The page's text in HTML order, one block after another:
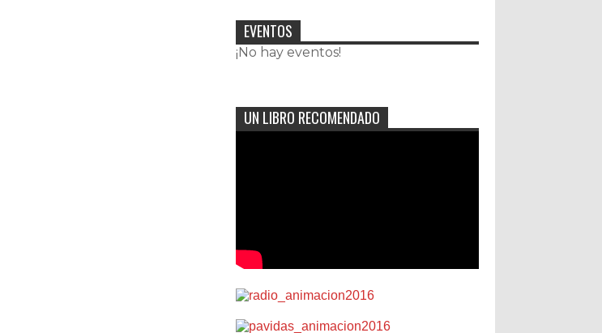
EVENTOS
¡No hay eventos!
UN LIBRO RECOMENDADO